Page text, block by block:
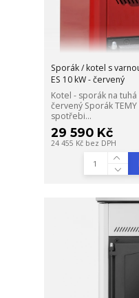
Sporák / kotel s
ES 10 kW - červený
Kotel - sporák na tuhá
červený Sporák
spotřebi...
29 590 Kč
24 455 Kč bez DPH